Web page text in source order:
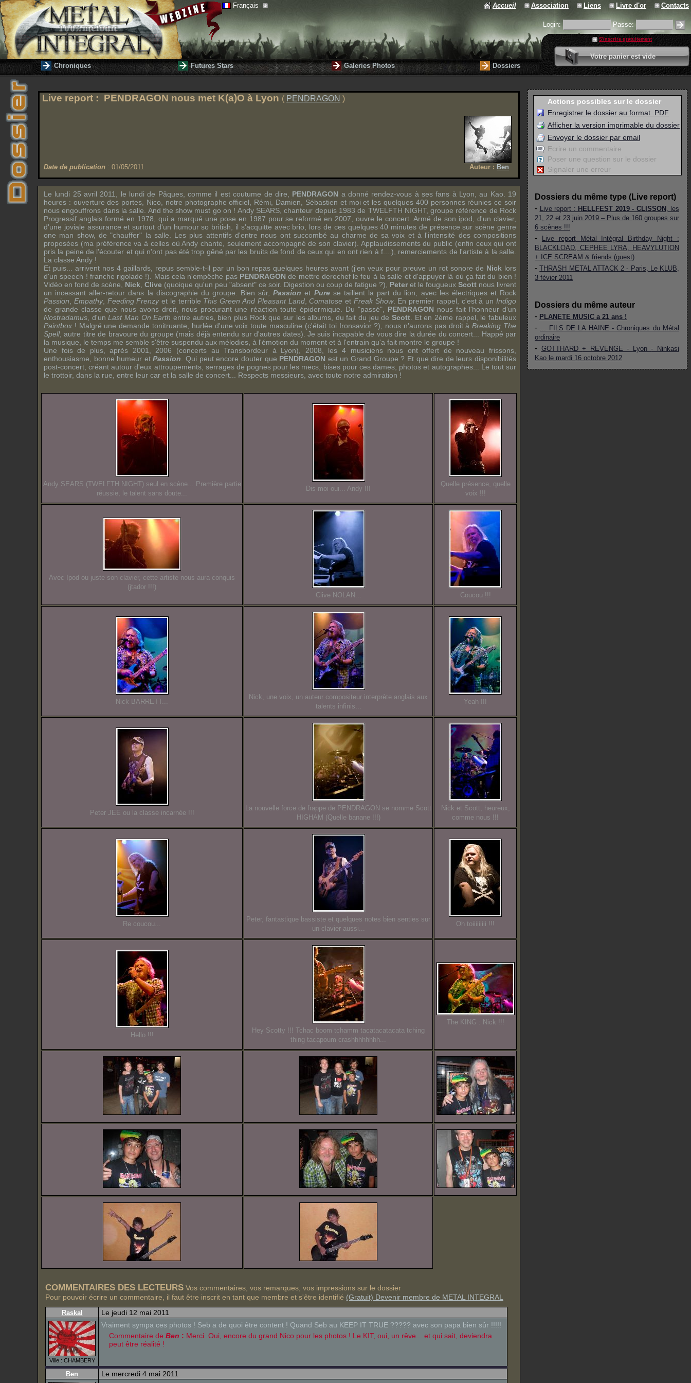
Français Accueil Association Liens Livre d'or Contacts
Login: Passe:
S'inscrire gratuitement
Votre panier est vide
0 article
Valider votre panier
Chroniques Futures Stars Galeries Photos Dossiers
Live report : PENDRAGON nous met K(a)O à Lyon ( PENDRAGON )
Date de publication : 01/05/2011 Auteur : Ben
Le lundi 25 avril 2011, le lundi de Pâques, comme il est coutume de dire, PENDRAGON a donné rendez-vous à ses fans à Lyon, au Kao . 19
heures : ouverture des portes, Nico, notre photographe officiel, Rémi, Damien, Sébastien et moi et les quelques 400 personnes réunies ce soir
nous engouffrons dans la salle. And the show must go on ! Andy SEARS, chanteur depuis 1983 de TWELFTH NIGHT, groupe référence de Rock
Progressif anglais formé en 1978, qui a marqué une pose en 1987 pour se reformé en 2007, ouvre le concert. Armé de son ipod , d'un clavier,
d'une joviale assurance et surtout d'un humourso british , il s'acquitte avec brio, lors de ces quelques 40 minutes de présence sur scène genre
one man show, de "chauffer" la salle. Les plus attentifs d'entre nous ont succombé au charme de sa voix et à l'intensité des compositions
proposées (ma préférence va à celles où Andy chante, seulement accompagné de son clavier). Applaudissements du public (enfin ceux qui ont
pris la peine de l'écouter et qui n'ont pas été trop gêné par les bruits de fond de ceux qui en ont rien à f....), remerciements de l'artiste à la salle.
La classe Andy !
Et puis... arrivent nos 4 gaillards, repus semble-t-il par un bon repas quelques heures avant (j'en veux pour preuve un rot sonore de Nick lors
d'un speech ! franche rigolade !). Mais cela n'empêche pasPENDRAGON de mettre derechef le feu à la salle et d'appuyer là où ça fait du bien !
Vidéo en fond de scène, Nick Clive (quoique qu'un peu "absent" ce soir. Digestion ou coup de fatigue ?), Peter et le fougueux Scott nous livrent
un incessant aller-retour dans la discographie du groupe. Bien sûr,Passion et Pure se taillent la part du lion, avec les électriques et Rock
Passion
Empathy, Feeding Frenzyet le terrible This Green And Pleasant Land, Comatose et Freak Show. En premier rappel, c'est à un Indigo
de grande classe que nous avons droit, nous procurant une réaction toute épidermique. Du "passé", PENDRAGON nous fait l'honneur d'un
Nostradamus , d'unLast Man On Earth entre autres, bien plus Rockque sur les albums, du fait du jeu deScott . Et en 2ème rappel, le fabuleux
Paintbox ! Malgré une demande tonitruante, hurlée d'une voix toute masculine (c'était toi Ironsavior?), nous n'aurons pas droit àBreaking The
Spell, autre titre de bravoure du groupe (mais déjà entendu sur d'autres dates). Je suis incapable de vous dire la durée du concert... Happé par
la musique, le temps me semble s'être suspendu aux mélodies, à l'émotion du moment et à l'entrain qu'a fait montre le groupe !
Une fois de plus, après 2001, 2006 (concerts auTransbordeur à Lyon), 2008, les 4 musiciens nous ont offert de nouveau frissons,
enthousiasme, bonne humeur etPassion . Qui peut encore douter que PENDRAGON est un Grand Groupe ? Et que dire de leurs disponibilités
post-concert, créant autour d'eux attroupements, serrages de pognes pour les mecs, bises pour ces dames, photos et autographes... Le tout sur
le trottoir, dans la rue, entre leur car et la salle de concert... Respects messieurs, avec toute notre admiration !
Andy SEARS (TWELFTH NIGHT) seul en scène... Première partie
réussie, le talent sans doute...
Dis-moi oui... Andy !!!
Quelle présence, quelle
voix !!!
Avec Ipod ou juste son clavier, cette artiste nous aura conquis
(jtador !!!)
Clive NOLAN...
Coucou !!!
Nick BARRETT...
Nick, une voix, un auteur compositeur interprète anglais aux
talents infinis...
Yeah !!!
Peter JEE ou la classe incarnée !!!
La nouvelle force de frappe de PENDRAGON se nomme Scott
HIGHAM (Quelle banane !!!)
Nick et Scott, heureux,
comme nous !!!
Re coucou...
Peter, fantastique bassiste et quelques notes bien senties sur
un clavier aussi...
Oh toiiiiiiiii !!!
Hello !!!
Hey Scotty !!! Tchac boom tchamm tacatacatacata tching
thing tacapoum crashhhhhhhh...
The KING : Nick !!!
COMMENTAIRES DES LECTEURS Vos commentaires, vos remarques, vos impressions sur le dossier
Pour pouvoir écrire un commentaire, il faut être inscrit en tant que membre et s'être identifié (Gratuit) Devenir membre de METAL INTEGRAL
Raskal Le jeudi 12 mai 2011
Ville : CHAMBERY
Vraiment sympa ces photos ! Seb a de quoi être content ! Quand Seb au KEEP IT TRUE ????? avec son papa bien sûr !!!!!
Commentaire de Ben : Merci. Oui, encore du grand Nico pour les photos ! Le KIT, oui, un rêve... et qui sait, deviendra
peut être réalité !
Ben
Le mercredi 4 mai 2011
Actions possibles sur le dossier
Enregistrer le dossier au format .PDF
Afficher la version imprimable du dossier
Envoyer le dossier par email
Ecrire un commentaire
Poser une question sur le dossier
Signaler une erreur
Dossiers du même type (Live report)
- Live report : HELLFEST 2019 - CLISSON , les
21, 22 et 23 juin 2019 – Plus de 160 groupes sur
6 scènes !!!
- Live reportMétal Intégral Birthday Night :
BLACKLOAD, CEPHEE LYRA, HEAVYLUTION
+ ICE SCREAM & friends (guest)
-THRASH METAL ATTACK 2 - Paris, Le KLUB,
3 févier 2011
Dossiers du même auteur
- PLANETE MUSIC a 21 ans !
- ... FILS DE LA HAINE - Chroniques duMétal
ordinaire
- GOTTHARD+ REVENGE- Lyon-
Ninkasi
Kao le mardi 16 octobre 2012